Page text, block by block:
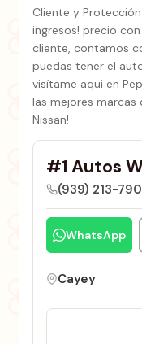
Cliente y
ingresos! precio
cliente, contamos
puedas tener el
visítame aqui en
las mejores marcas
Nissan!
#1 Autos
(939) 213-
WhatsApp
Cayey